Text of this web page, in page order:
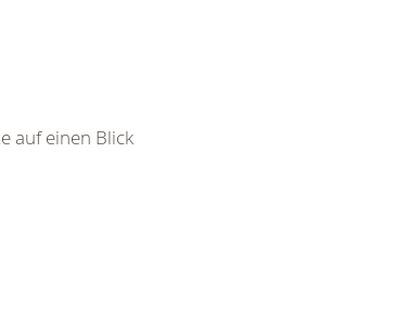
auf einen Blick